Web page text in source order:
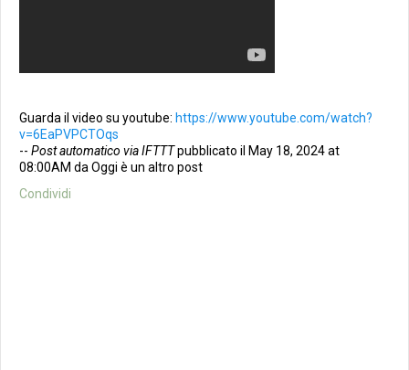
Guarda il video su youtube: https://www.youtube.com/watch?
v=6EaPVPCTOqs
-- Post automatico via IFTTTpubblicato il May 18, 2024 at
08:00AM da Oggi è un altro post
Condividi